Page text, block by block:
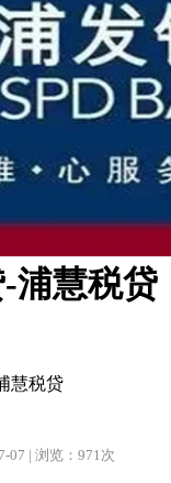
浦慧税贷
07 | 浏览：971次